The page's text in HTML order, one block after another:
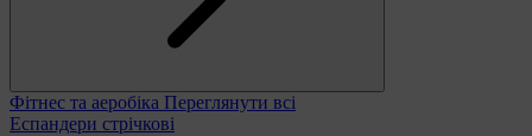
Фітнес та аеробіка Переглянути всі
Еспандери стрічкові